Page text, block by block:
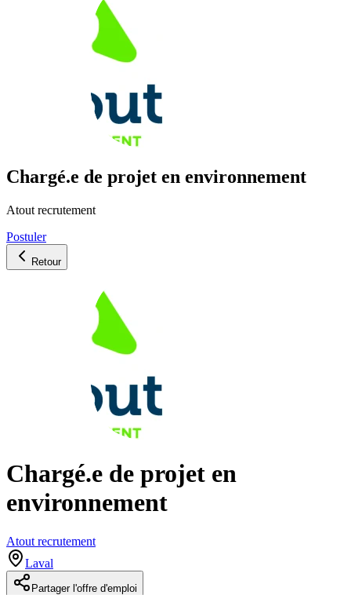
Chargé.e de projet en environnement
Atout recrutement
Postuler
Retour
Chargé.e de projet en
environnement
Atout recrutement
Laval
Partager l'offre d'emploi